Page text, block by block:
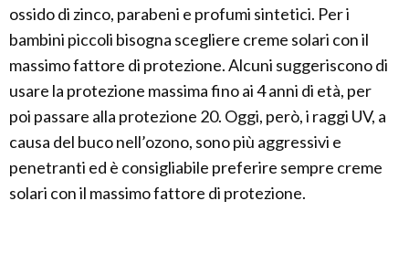
ossido di zinco, parabeni e profumi sintetici. Per i
bambini piccoli bisogna scegliere creme solari con il
massimo fattore di protezione. Alcuni suggeriscono di
usare la protezione massima fino ai 4 anni di età, per
poi passare alla protezione 20. Oggi, però, i raggi UV, a
causa del buco nell’ozono, sono più aggressivi e
penetranti ed è consigliabile preferire sempre creme
solari con il massimo fattore di protezione.